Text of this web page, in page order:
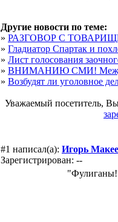
Другие новости по теме:
» РАЗГОВОР С
» Гладиатор Спартак и
» Лист голосования
» ВНИМАНИЮ СМИ!
» Возбудят ли уголовное
Уважаемый посетитель,
#1 написал(а): Игорь
Зарегистрирован: --